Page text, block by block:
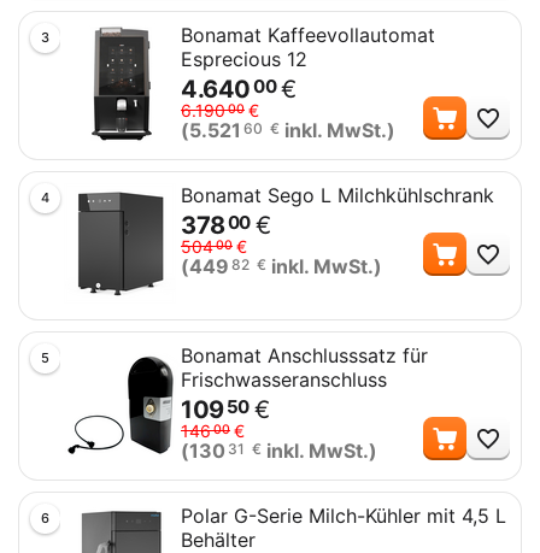
3
Bonamat Kaffeevollautomat
Esprecious 12
4.64000 €
6.19000 €
(5.521 60 € inkl. MwSt.)
4 Bonamat Sego L Milchkühlschrank
37800 €
50400 €
(449 82 € inkl. MwSt.)
5
Bonamat Anschlusssatz für
Frischwasseranschluss
10950 €
14600 €
(130 31 € inkl. MwSt.)
6
Polar G-Serie Milch-Kühler mit 4,5 L
Behälter